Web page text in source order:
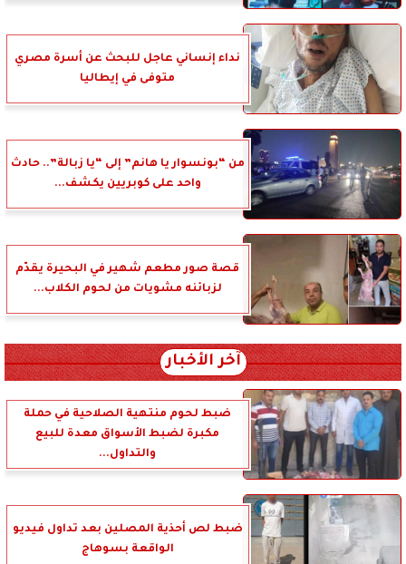
نداء إنساني عاجل للبحث عن أسرة مصري
متوفى في إيطاليا
من “بونسوار يا هانم” إلى “يا زبالة”.. حادث
واحد على كوبريين يكشف...
قصة صور مطعم شهير في البحيرة يقدّم
لزبائنه مشويات من لحوم الكلاب...
آخر الأخبار
ضبط لحوم منتهية الصلاحية في حملة
مكبرة لضبط الأسواق معدة للبيع
والتداول...
ضبط لص أحذية المصلين بعد تداول فيديو
الواقعة بسوهاج